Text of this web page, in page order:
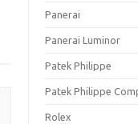
Panerai
Panerai Luminor
Patek Philippe
Patek Philippe
Rolex